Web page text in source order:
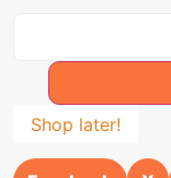
Shop later!